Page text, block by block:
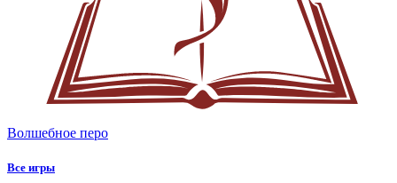
Волшебное перо
Все игры